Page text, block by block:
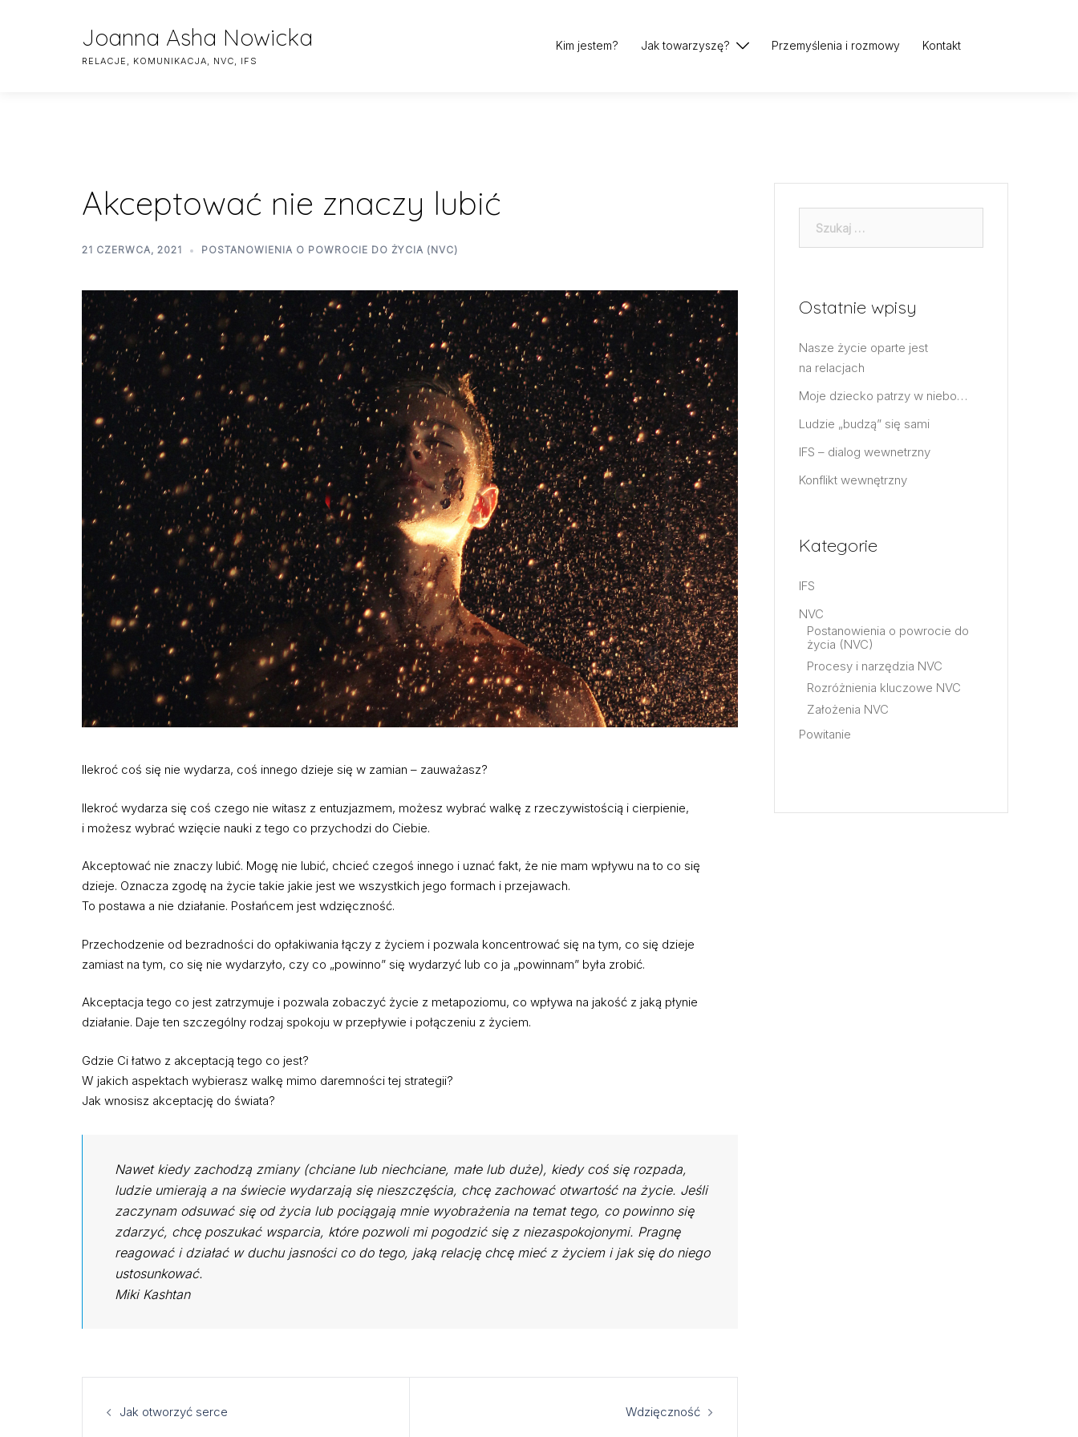
Joanna Asha Nowicka
RELACJE, KOMUNIKACJA, NVC, IFS
Kim jestem? Jak towarzyszę? Przemyślenia i rozmowy Kontakt
Akceptować nie znaczy lubić
21 CZERWCA, 2021 POSTANOWIENIA O POWROCIE DO ŻYCIA (NVC)
Ilekroć coś się nie wydarza, coś innego dzieje się w zamian – zauważasz?
Ilekroć wydarza się coś czego nie witasz z entuzjazmem, możesz wybrać walkę z rzeczywistością i cierpienie,
i możesz wybrać wzięcie nauki z tego co przychodzi do Ciebie.
Akceptować nie znaczy lubić. Mogę nie lubić, chcieć czegoś innego i uznać fakt, że nie mam wpływu na to co się
dzieje. Oznacza zgodę na życie takie jakie jest we wszystkich jego formach i przejawach.
To postawa a nie działanie. Posłańcem jest wdzięczność.
Przechodzenie od bezradności do opłakiwania łączy z życiem i pozwala koncentrować się na tym, co się dzieje
zamiast na tym, co się nie wydarzyło, czy co „powinno” się wydarzyć lub co ja „powinnam” była zrobić.
Akceptacja tego co jest zatrzymuje i pozwala zobaczyć życie z metapoziomu, co wpływa na jakość z jaką płynie
działanie. Daje ten szczególny rodzaj spokoju w przepływie i połączeniu z życiem.
Gdzie Ci łatwo z akceptacją tego co jest?
W jakich aspektach wybierasz walkę mimo daremności tej strategii?
Jak wnosisz akceptację do świata?
Nawet kiedy zachodzą zmiany (chciane lub niechciane, małe lub duże), kiedy coś się rozpada,
ludzie umierają a na świecie wydarzają się nieszczęścia, chcę zachować otwartość na życie. Jeśli
zaczynam odsuwać się od życia lub pociągają mnie wyobrażenia na temat tego, co powinno się
zdarzyć, chcę poszukać wsparcia, które pozwoli mi pogodzić się z niezaspokojonymi. Pragnę
reagować i działać w duchu jasności co do tego, jaką relację chcę mieć z życiem i jak się do niego
ustosunkować.
Miki Kashtan
PostJak otworzyć serce Wdzięczność
Ostatnie wpisy
Nasze życie oparte jest
na relacjach
Moje dziecko patrzy w niebo…
Ludzie „budzą” się sami
IFS – dialog wewnetrzny
Konflikt wewnętrzny
Kategorie
IFS
NVC
Postanowienia o powrocie do
życia (NVC)
Procesy i narzędzia NVC
Rozróżnienia kluczowe NVC
Założenia NVC
Powitanie